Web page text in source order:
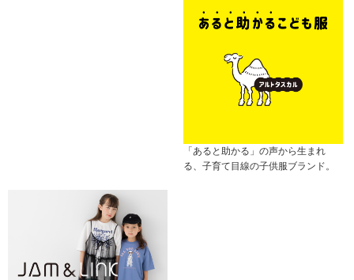
「あると助かる」の声から生まれ
る、子育て目線の子供服ブランド。